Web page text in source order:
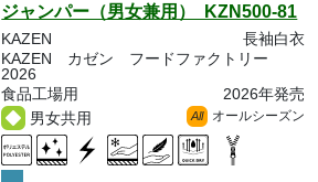
ジャンパー（男女兼用） KZN500-81
KAZEN
長袖白衣
KAZEN カゼン フードファクトリー
2026
食品工場用
2026年発売
男女共用
All オールシーズン